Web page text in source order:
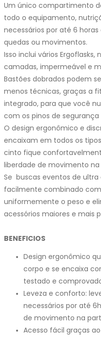
Um único compartimento
todo o equipamento,
necessários por até 6
quedas ou movimentos.
Isso inclui vários
camadas, impermeável e
Bastões dobrados podem
menos técnicas, graças a
integrado, para que você
com os pinos de
O design ergonômico e
encaixam em todos os
cinto fique
liberdade de movimento
Se buscas eventos de ultra
facilmente combinado com
uniformemente o peso e
acessórios maiores e mais
BENEFICIOS
Design ergonômico
corpo e se encaixa
testado e
Leveza e conforto:
necessários por até
de movimento na
Acesso fácil graças